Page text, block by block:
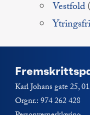
Vestfold
Karl Johans gate 25,
Orgnr.: 974 262 428